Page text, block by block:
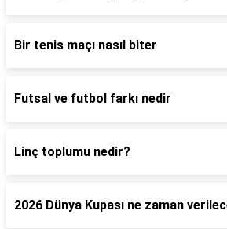
Bir tenis maçı nasıl biter
Futsal ve futbol farkı nedir
Linç toplumu nedir?
2026 Dünya Kupası ne zaman